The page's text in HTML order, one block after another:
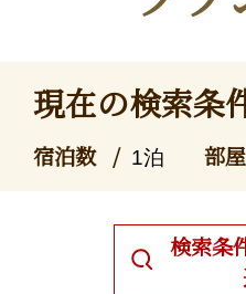
現在の検索条
宿泊数 1泊 部
検索条